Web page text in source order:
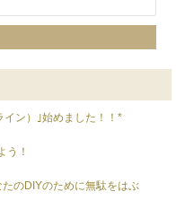
イン）｣始めました！！*
う！
たのDIYのために無駄をはぶ